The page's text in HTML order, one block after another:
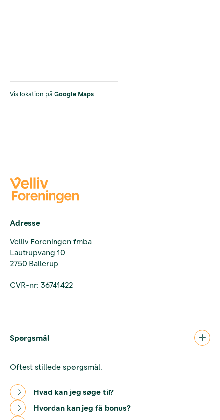
Vis lokation på Google Maps
Adresse
Velliv Foreningen fmba
Lautrupvang 10
2750 Ballerup
CVR-nr: 36741422
Spørgsmål
Oftest stillede spørgsmål.
Hvad kan jeg søge til?
Hvordan kan jeg få bonus?